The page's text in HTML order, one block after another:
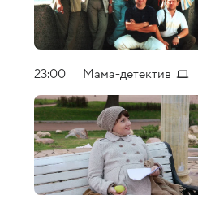
23:00 Мама-детектив